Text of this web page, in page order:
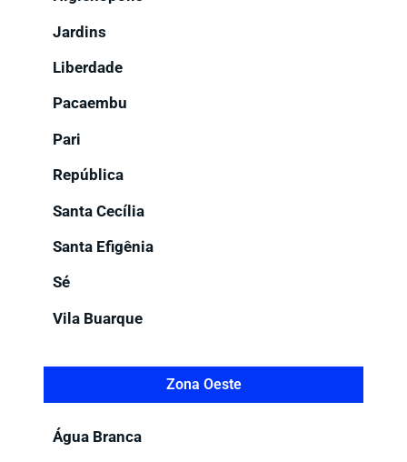
Jardins
Liberdade
Pacaembu
Pari
República
Santa Cecília
Santa Efigênia
Sé
Vila Buarque
Zona Oeste
Água Branca